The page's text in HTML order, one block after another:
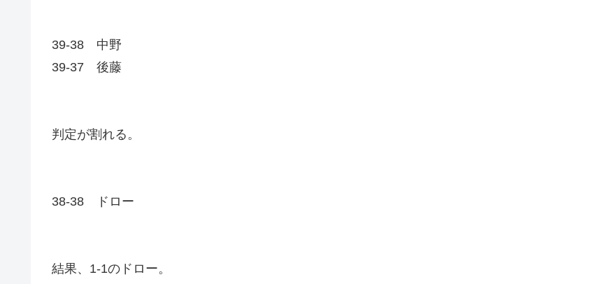
39-38 中野
39-37 後藤
判定が割れる。
38-38 ドロー
結果、1-1のドロー。